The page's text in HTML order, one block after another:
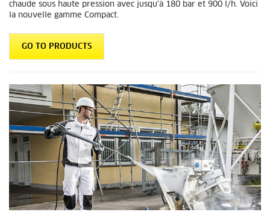
chaude sous haute pression avec jusqu'à 180 bar et 900 l/h. Voici
la nouvelle gamme Compact.
GO TO PRODUCTS